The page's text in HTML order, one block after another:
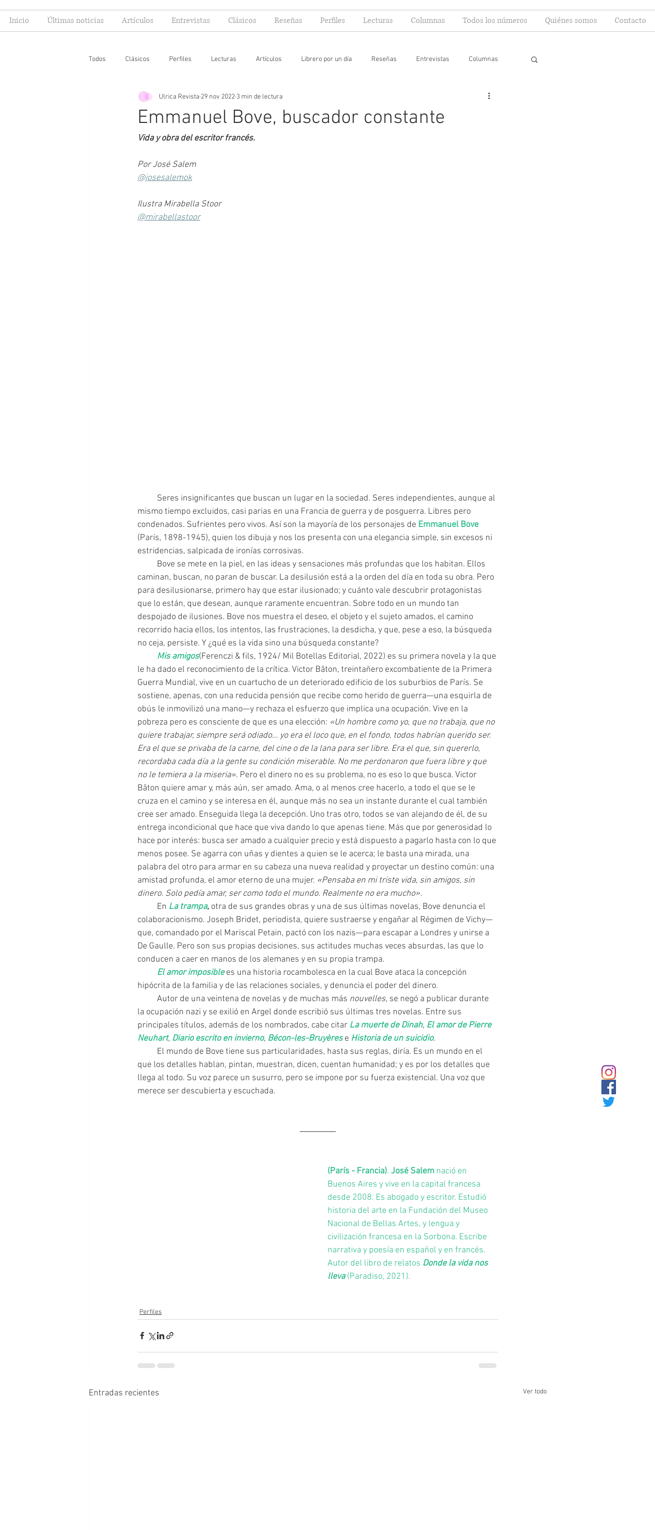
Inicio Últimas noticias Artículos Entrevistas Clásicos Reseñas Perfiles Lecturas Columnas Todos los números Quiénes somos Contacto
Todos Clásicos Perfiles Lecturas Artículos Librero por un día Reseñas Entrevistas Columnas
Editoriales Especial FIL Mi yo lector
Emmanuel Bove, buscador constante
Ulrica Revista 29 nov 2022 3 min de lectura
Vida y obra del escritor francés.
Por José Salem
@josesalemok
Ilustra Mirabella Stoor
@mirabellastoor
mismo tiempo excluidos, casi parias en una Francia de guerra y de posguerra. Libres pero
condenados. Sufrientes pero vivos. Así son la mayoría de los personajes de Emmanuel Bove
(París, 1898-1945), quien los dibuja y nos los presenta con una elegancia simple, sin excesos ni
estridencias, salpicada de ironías corrosivas.
caminan, buscan, no paran de buscar. La desilusión está a la orden del día en toda su obra. Pero
para desilusionarse, primero hay que estar ilusionado; y cuánto vale descubrir protagonistas
que lo están, que desean, aunque raramente encuentran. Sobre todo en un mundo tan
despojado de ilusiones. Bove nos muestra el deseo, el objeto y el sujeto amados, el camino
recorrido hacia ellos, los intentos, las frustraciones, la desdicha, y que, pese a eso, la búsqueda
no ceja, persiste. Y ¿qué es la vida sino una búsqueda constante?
Mis amigos(Ferenczi & fils, 1924/ Mil Botellas Editorial, 2022) es su primera novela y la que
le ha dado el reconocimiento de la crítica. Victor Bâton, treintañero excombatiente de la Primera
Guerra Mundial, vive en un cuartucho de un deteriorado edificio de los suburbios de París. Se
sostiene, apenas, con una reducida pensión que recibe como herido de guerra—una esquirla de
obús le inmovilizó una mano—y rechaza el esfuerzo que implica una ocupación. Vive en la
pobreza pero es consciente de que es una elección: «Un hombre como yo, que no trabaja, que no
quiere trabajar, siempre será odiado... yo era el loco que, en el fondo, todos habrían querido ser.
Era el que se privaba de la carne, del cine o de la lana para ser libre. Era el que, sin quererlo,
recordaba cada día a la gente su condición miserable. No me perdonaron que fuera libre y que
no le temiera a la miseria». Pero el dinero no es su problema, no es eso lo que busca. Victor
Bâton quiere amar y, más aún, ser amado. Ama, o al menos cree hacerlo, a todo el que se le
cruza en el camino y se interesa en él, aunque más no sea un instante durante el cual también
cree ser amado. Enseguida llega la decepción. Uno tras otro, todos se van alejando de él, de su
entrega incondicional que hace que viva dando lo que apenas tiene. Más que por generosidad lo
hace por interés: busca ser amado a cualquier precio y está dispuesto a pagarlo hasta con lo que
menos posee. Se agarra con uñas y dientes a quien se le acerca; le basta una mirada, una
palabra del otro para armar en su cabeza una nueva realidad y proyectar un destino común: una
amistad profunda, el amor eterno de una mujer. «Pensaba en mi triste vida, sin amigos, sin
dinero. Solo pedía amar, ser como todo el mundo. Realmente no era mucho».
	En
La trampa, otra de sus grandes obras y una de sus últimas novelas, Bove denuncia el
colaboracionismo. Joseph Bridet, periodista, quiere sustraerse y engañar al Régimen de Vichy—
que, comandado por el Mariscal Petain, pactó con los nazis—para escapar a Londres y unirse a
De Gaulle. Pero son sus propias decisiones, sus actitudes muchas veces absurdas, las que lo
conducen a caer en manos de los alemanes y en su propia trampa.
El amor imposible es una historia rocambolesca en la cual Bove ataca la concepción
hipócrita de la familia y de las relaciones sociales, y denuncia el poder del dinero.
	Autor de una veintena de novelas y de muchas más
nouvelles, se negó a publicar durante
la ocupación nazi y se exilió en Argel donde escribió sus últimas tres novelas. Entre sus
principales títulos, además de los nombrados, cabe citar La muerte de Dinah, El amor de Pierre
Neuhart, Diario escrito en invierno, Bécon-les-Bruyères e Historia de un suicidio.
que los detalles hablan, pintan, muestran, dicen, cuentan humanidad; y es por los detalles que
llega al todo. Su voz parece un susurro, pero se impone por su fuerza existencial. Una voz que
merece ser descubierta y escuchada.
(París - Francia). José Salem nació en
Buenos Aires y vive en la capital francesa
desde 2008. Es abogado y escritor. Estudió
historia del arte en la Fundación del Museo
Nacional de Bellas Artes, y lengua y
civilización francesa en la Sorbona. Escribe
narrativa y poesía en español y en francés.
Autor del libro de relatos Donde la vida nos
lleva (Paradiso, 2021).
Perfiles
Entradas recientes Ver todo